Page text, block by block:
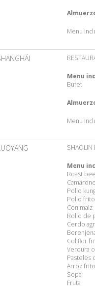
Menu
Menu
Bufet
Menu
SHAOLIN
Menu
Roast
Pollo
Pollo frito
Con maiz
Rollo de
Cerdo
Coliflor
Verdura
Pasteles
Arroz frito
Sopa
Fruta